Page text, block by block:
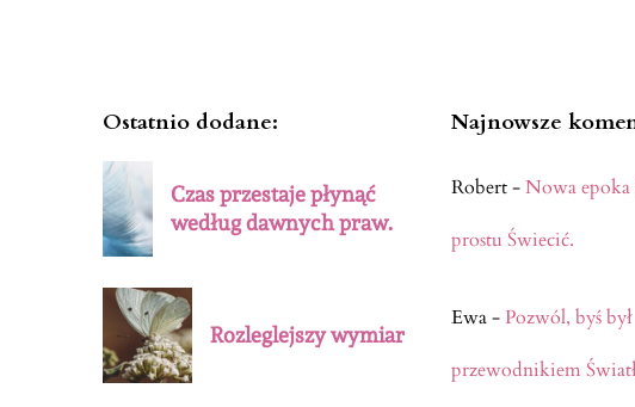
Ostatnio dodane:
Czas przestaje płynąć
według dawnych praw.
Rozleglejszy wymiar
Najnowsze
Robert-Nowa epoka
prostu Świecić.
Ewa-Pozwól, byś był
przewodnikiem